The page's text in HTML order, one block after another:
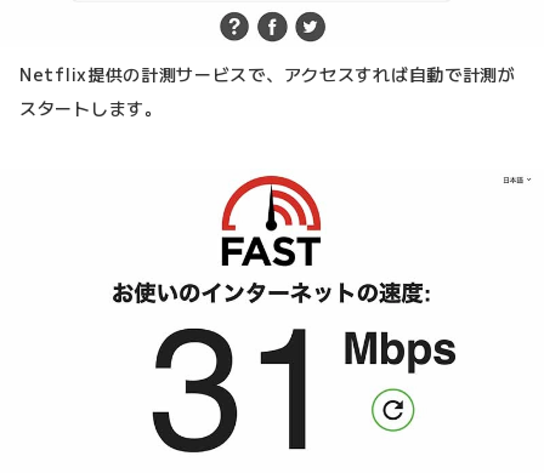
Netflix提供の計測サービスで、アクセスすれば自動で計測が
スタートします。